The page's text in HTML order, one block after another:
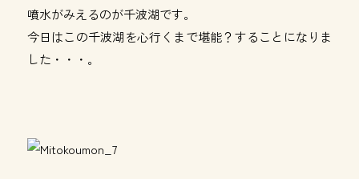
噴水がみえるのが千波湖です。
今日はこの千波湖を心行くまで堪能？することになりま
した・・・。